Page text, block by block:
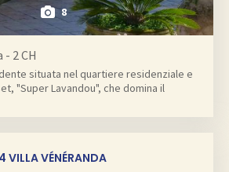
8
2 CH
situata nel quartiere residenziale e
"Super Lavandou", che domina il
VILLA VÉNÉRANDA